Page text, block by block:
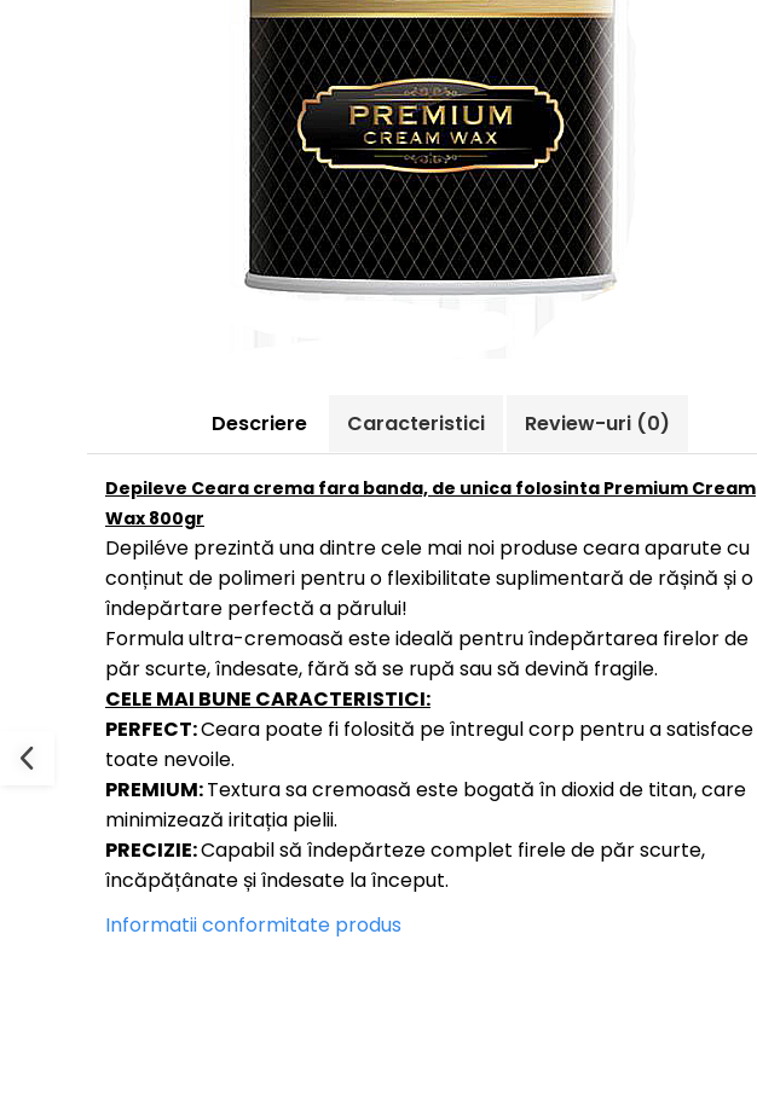
Descriere Caracteristici Review-uri (0)
Depileve Ceara crema fara banda, de unica folosinta Premium Cream
Wax 800gr
Depiléve prezintă una dintre cele mai noi produse ceara aparute cu
conținut de polimeri pentru o flexibilitate suplimentară de rășină și o
îndepărtare perfectă a părului!
Formula ultra-cremoasă este ideală pentru îndepărtarea firelor de
păr scurte, îndesate, fără să se rupă sau să devină fragile.
CELE MAI BUNE CARACTERISTICI:
PERFECT:Ceara poate fi folosită pe întregul corp pentru a satisface
toate nevoile.
PREMIUM:Textura sa cremoasă este bogată în dioxid de titan, care
minimizează iritația pielii.
PRECIZIE:Capabil să îndepărteze complet firele de păr scurte,
încăpățânate și îndesate la început.
Informatii conformitate produs